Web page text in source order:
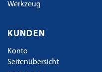
Werkzeug
KUNDEN
Konto
Seitenübersicht